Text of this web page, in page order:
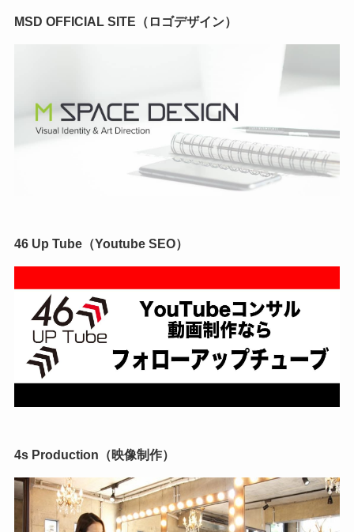
MSD OFFICIAL SITE（ロゴデザイン）
46 Up Tube（Youtube SEO）
4s Production（映像制作）